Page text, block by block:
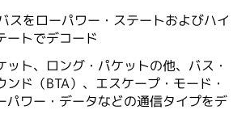
スをローパワー・ステートおよびハイ
ートでデコード
ット、ロング・パケットの他、バス・
ンド（BTA）、エスケープ・モード・
パワー・データなどの通信タイプをデ